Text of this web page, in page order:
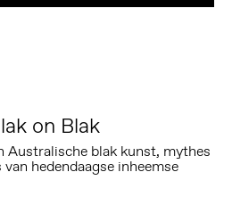
on Blak
Australische blak kunst, mythes
hedendaagse inheemse